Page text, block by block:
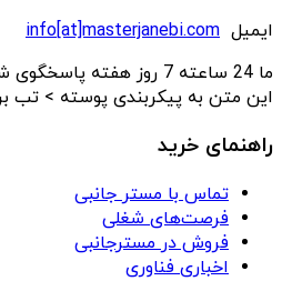
ایمیل info[at]masterjanebi.com
ما 24 ساعته 7 روز هفته
این متن به پیکربندی پوسته > تب
راهنمای خرید
تماس با مستر جانبی
فرصت‌های شغلی
فروش در مسترجانبی
اخباری فناوری